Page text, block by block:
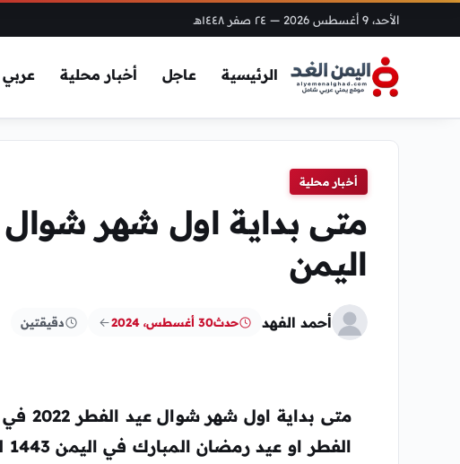
الأحد، 9 أغسطس 2026 — ٢٤ صفر ١٤٤٨هـ
الرئيسية عاجل أخبار محلية
أخبار محلية
اليمن
أحمد الفهد حدث30 أغسطس، 2024 دقيقتين
متى بداية اول شهر شوال عيد الفطر